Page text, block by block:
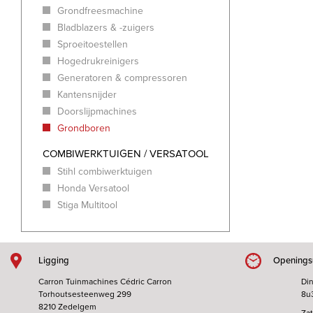
Grondfreesmachine
Bladblazers & -zuigers
Sproeitoestellen
Hogedrukreinigers
Generatoren & compressoren
Kantensnijder
Doorslijpmachines
Grondboren
COMBIWERKTUIGEN / VERSATOOL
Stihl combiwerktuigen
Honda Versatool
Stiga Multitool
Ligging
Carron Tuinmachines Cédric Carron
Torhoutsesteenweg 299
8210 Zedelgem